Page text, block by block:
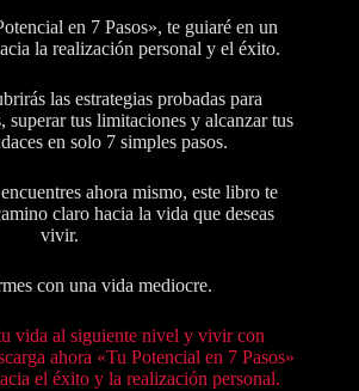
en 7 Pasos», te guiaré en un
la realización personal y el éxito.
las estrategias probadas para
tus limitaciones y alcanzar tus
en solo 7 simples pasos.
ahora mismo, este libro te
claro hacia la vida que deseas
vivir.
con una vida mediocre.
vida al siguiente nivel y vivir con
ahora «Tu Potencial en 7 Pasos»
el éxito y la realización personal.